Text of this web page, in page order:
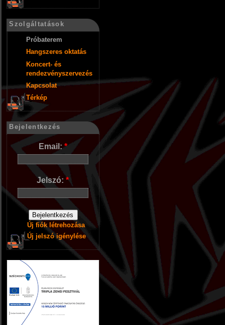
Szolgáltatások
Próbaterem
Hangszeres oktatás
Koncert- és
rendezvényszervezés
Kapcsolat
Térkép
Bejelentkezés
Email:*
Jelszó:*
Új fiók létrehozása
Új jelszó igénylése